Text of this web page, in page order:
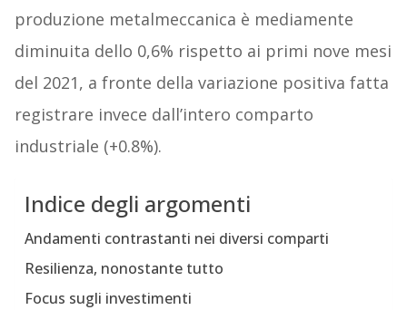
produzione metalmeccanica è mediamente
diminuita dello 0,6% rispetto ai primi nove mesi
del 2021, a fronte della variazione positiva fatta
registrare invece dall’intero comparto
industriale (+0.8%).
Indice degli argomenti
Andamenti contrastanti nei diversi comparti
Resilienza, nonostante tutto
Focus sugli investimenti